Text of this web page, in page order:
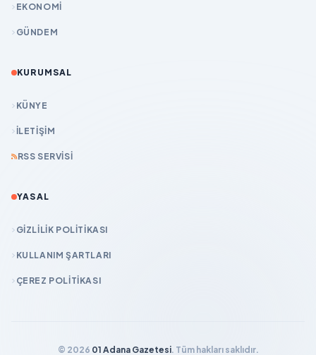
EKONOMİ
GÜNDEM
KURUMSAL
KÜNYE
İLETIŞIM
RSS SERVISI
YASAL
GIZLILIK POLITIKASI
KULLANIM ŞARTLARI
ÇEREZ POLITIKASI
© 2026 01 Adana Gazetesi. Tüm hakları saklıdır.